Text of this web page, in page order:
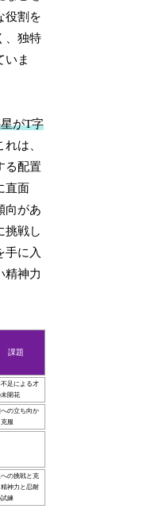
役割を
、独特
いま
がT字
れは、
る配置
直面
向があ
挑戦し
手に入
精神力
課題
足による才
開花
への立ち向か
服
の挑戦と克
精神力と忍耐
練